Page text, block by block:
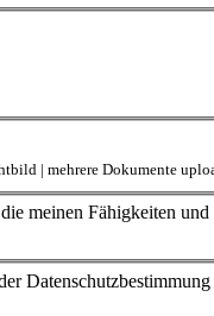
| mehrere Dokumente
meinen Fähigkeiten und
Datenschutzbestimmung